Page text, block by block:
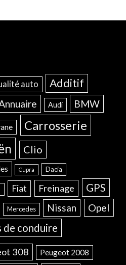
auto Additif
Audi BMW
Carrosserie
Clio
Cupra Dacia
Fiat Freinage GPS
Mercedes Nissan Opel
de conduire
308 Peugeot 2008